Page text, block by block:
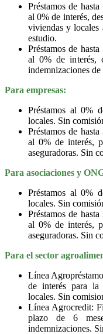
Préstamos de
al 0% de interés,
viviendas y locales
estudio.
Préstamos de
al 0% de interés,
indemnizaciones de
Para empresas:
Préstamos al 0%
locales. Sin
Préstamos de
al 0% de interés,
aseguradoras. Sin
Para asociaciones y
Préstamos al 0%
locales. Sin
Préstamos de
al 0% de interés,
aseguradoras. Sin
Para el sector
Línea
de interés para la
locales. Sin
Línea Agrocredit:
plazo de 6
indemnizaciones.